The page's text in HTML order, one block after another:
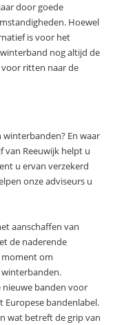
door goede
Hoewel
is voor het
nog altijd de
ritten naar de
En waar
van Reeuwijk helpt u
u ervan verzekerd
onze adviseurs u
aanschaffen van
de naderende
om
nieuwe banden voor
Europese bandenlabel.
wat betreft de grip van